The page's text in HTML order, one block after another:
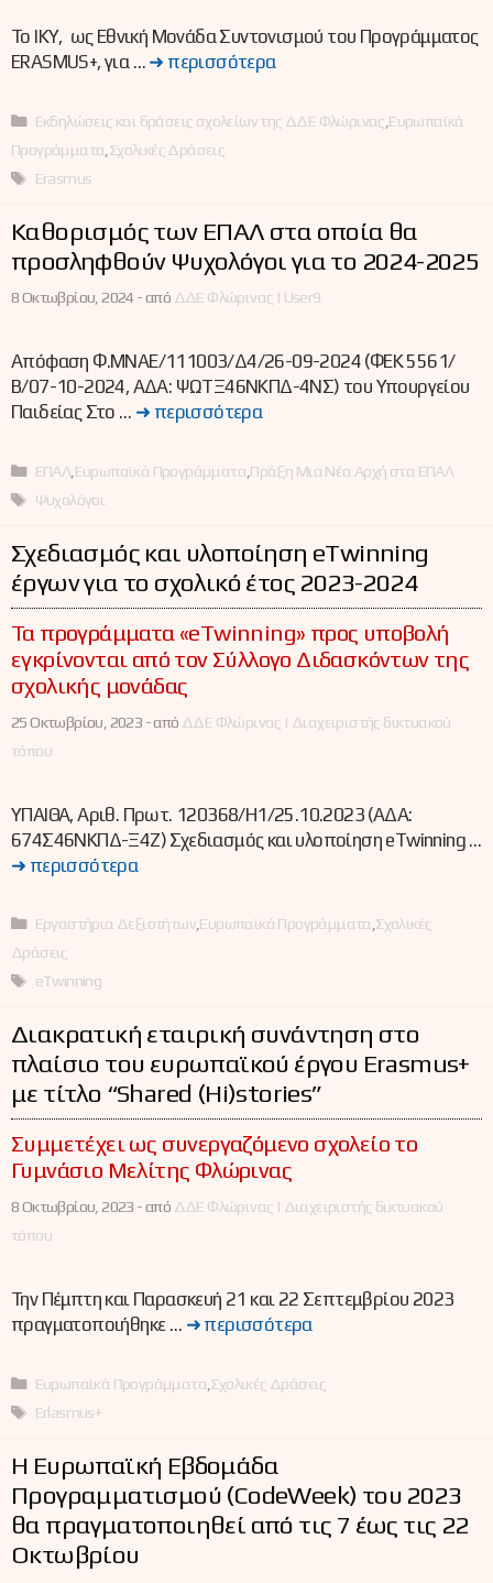
Το ΙΚΥ, ως Εθνική Μονάδα Συντονισμού του Προγράμματος
ERASMUS+, για … ➜ περισσότερα
Κατηγορίες
Εκδηλώσεις και δράσεις σχολείων της ΔΔΕ Φλώρινας Ευρωπαϊκά
Προγράμματα Σχολικές Δράσεις
Ετικέτες
Erasmus
Καθορισμός των ΕΠΑΛ στα οποία θα
προσληφθούν Ψυχολόγοι για το 2024-2025
8 Οκτωβρίου, 2024 -από ΔΔΕ Φλώρινας | User9
Απόφαση Φ.ΜΝΑΕ/111003/Δ4/26-09-2024 (ΦΕΚ 5561/
Β/07-10-2024, ΑΔΑ: ΨΩΤΞ46ΝΚΠΔ-4ΝΣ) του Υπουργείου
Παιδείας Στο … ➜ περισσότερα
Κατηγορίες
ΕΠΑΛ Ευρωπαϊκά Προγράμματα Πράξη Μια Νέα Αρχή στα ΕΠΑΛ
Ετικέτες
Ψυχολόγοι
Σχεδιασμός και υλοποίηση eTwinning
έργων για το σχολικό έτος 2023-2024
Τα προγράμματα «eTwinning» προς υποβολή
εγκρίνονται από τον Σύλλογο Διδασκόντων της
σχολικής μονάδας
25 Οκτωβρίου, 2023 -από ΔΔΕ Φλώρινας | Διαχειριστής δικτυακού
τόπου
ΥΠΑΙΘΑ, Αριθ. Πρωτ. 120368/Η1/25.10.2023 (ΑΔΑ:
674Σ46ΝΚΠΔ-Ξ4Ζ) Σχεδιασμός και υλοποίηση eTwinning …
➜ περισσότερα
Κατηγορίες
Εργαστήρια Δεξιοτήτων Ευρωπαϊκά Προγράμματα Σχολικές
Δράσεις
Ετικέτες
eTwinning
Διακρατική εταιρική συνάντηση στο
πλαίσιο του ευρωπαϊκού έργου Erasmus+
με τίτλο “Shared (Hi)stories”
Συμμετέχει ως συνεργαζόμενο σχολείο το
Γυμνάσιο Μελίτης Φλώρινας
8 Οκτωβρίου, 2023 -από ΔΔΕ Φλώρινας | Διαχειριστής δικτυακού
τόπου
Την Πέμπτη και Παρασκευή 21 και 22 Σεπτεμβρίου 2023
πραγματοποιήθηκε … ➜ περισσότερα
Κατηγορίες
Ευρωπαϊκά Προγράμματα Σχολικές Δράσεις
Ετικέτες
Erlasmus+
Η Ευρωπαϊκή Εβδομάδα
Προγραμματισμού (CodeWeek) του 2023
θα πραγματοποιηθεί από τις 7 έως τις 22
Οκτωβρίου